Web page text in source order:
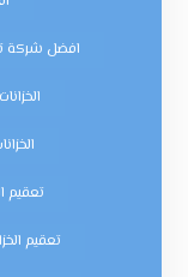
افضل شركة
تعقيم
تعقيم